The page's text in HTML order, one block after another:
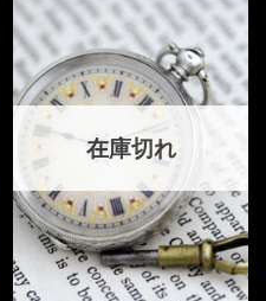
在庫切れ